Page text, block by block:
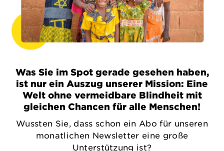
Was Sie im Spot gerade gesehen haben,
ist nur ein Auszug unserer Mission: Eine
Welt ohne vermeidbare Blindheit mit
gleichen Chancen für alle Menschen!
Wussten Sie, dass schon ein Abo für unseren
monatlichen Newsletter eine große
Unterstützung ist?